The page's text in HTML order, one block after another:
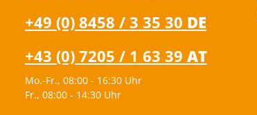
+49 (0) 8458 / 3 35 30 DE
+43 (0) 7205 / 1 63 39 AT
Mo.-Fr., 08:00 - 16:30 Uhr
Fr., 08:00 - 14:30 Uhr